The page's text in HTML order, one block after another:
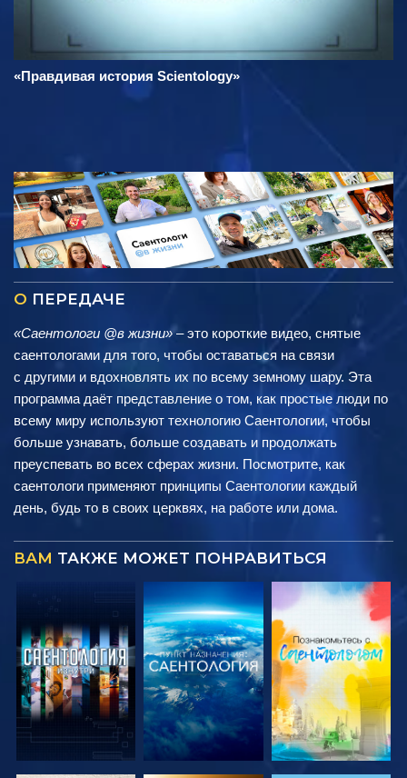
«Правдивая история Scientology»
О ПЕРЕДАЧЕ
«Саентологи @в жизни»– это короткие видео, снятые
саентологами для того, чтобы оставаться на связи
с другими и вдохновлять их по всему земному шару. Эта
программа даёт представление о том, как простые люди по
всему миру используют технологию Саентологии, чтобы
больше узнавать, больше создавать и продолжать
преуспевать во всех сферах жизни. Посмотрите, как
саентологи применяют принципы Саентологии каждый
день, будь то в своих церквях, на работе или дома.
ВАМ ТАКЖЕ МОЖЕТ ПОНРАВИТЬСЯ